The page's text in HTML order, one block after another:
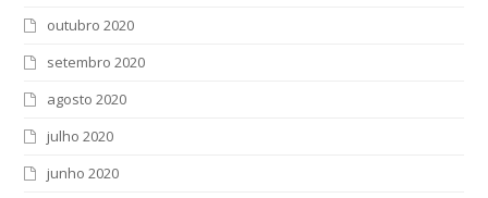
outubro 2020
setembro 2020
agosto 2020
julho 2020
junho 2020